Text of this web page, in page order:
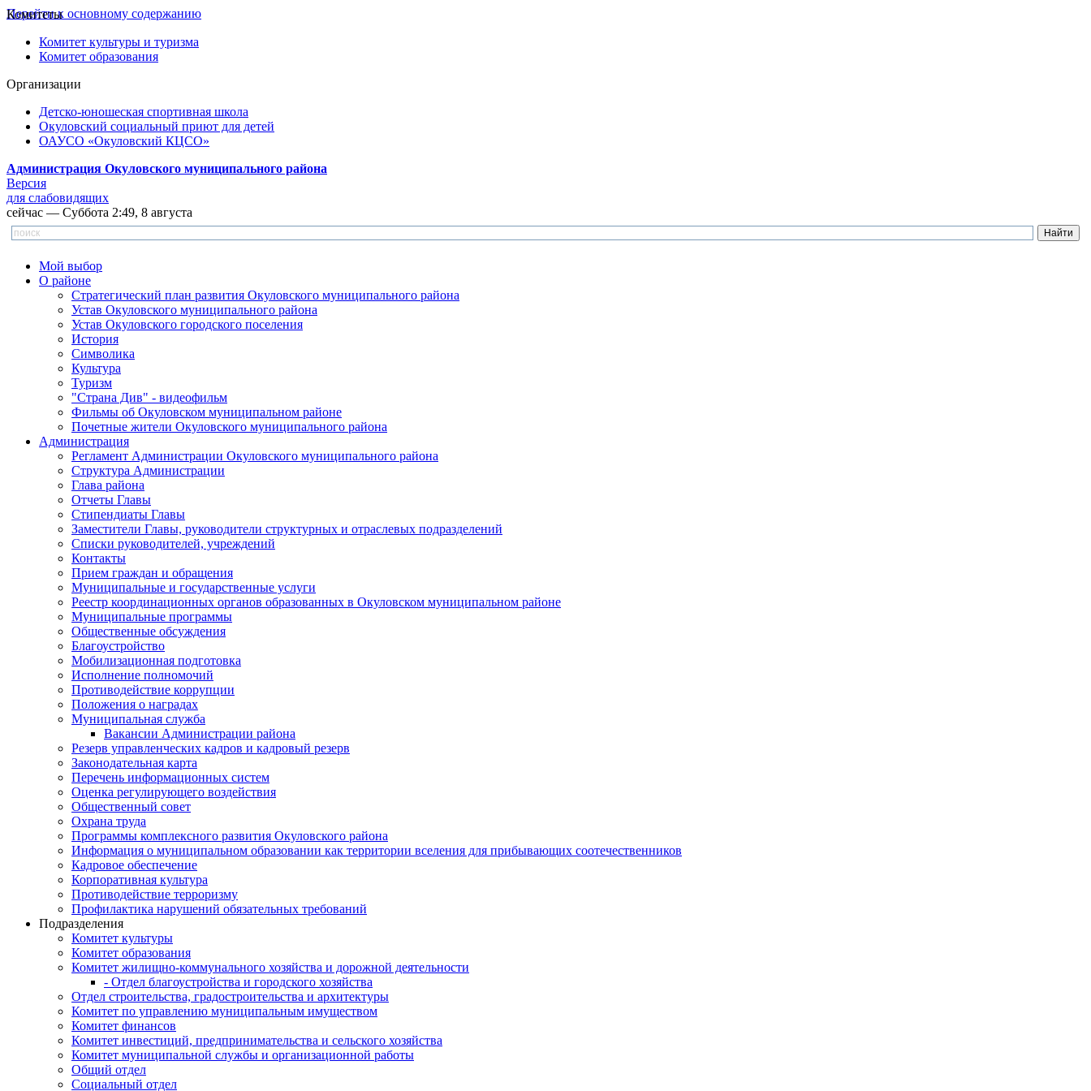
Перейти к основному содержанию
Комитеты
Комитет культуры и туризма
Комитет образования
Организации
Детско-юношеская спортивная школа
Окуловский социальный приют для детей
ОАУСО «Окуловский КЦСО»
Администрация Окуловского муниципального района
Версия
для слабовидящих
сейчас — Суббота 2:49, 8 августа
Мой выбор
О районе
Стратегический план развития Окуловского муниципального района
Устав Окуловского муниципального района
Устав Окуловского городского поселения
История
Символика
Культура
Туризм
"Страна Див" - видеофильм
Фильмы об Окуловском муниципальном районе
Почетные жители Окуловского муниципального района
Администрация
Регламент Администрации Окуловского муниципального района
Структура Администрации
Глава района
Отчеты Главы
Стипендиаты Главы
Заместители Главы, руководители структурных и отраслевых подразделений
Списки руководителей, учреждений
Контакты
Прием граждан и обращения
Муниципальные и государственные услуги
Реестр координационных органов образованных в Окуловском муниципальном районе
Муниципальные программы
Общественные обсуждения
Благоустройство
Мобилизационная подготовка
Исполнение полномочий
Противодействие коррупции
Положения о наградах
Муниципальная служба
Вакансии Администрации района
Резерв управленческих кадров и кадровый резерв
Законодательная карта
Перечень информационных систем
Оценка регулирующего воздействия
Общественный совет
Охрана труда
Программы комплексного развития Окуловского района
Информация о муниципальном образовании как территории вселения для прибывающих соотечественников
Кадровое обеспечение
Корпоративная культура
Противодействие терроризму
Профилактика нарушений обязательных требований
Подразделения
Комитет культуры
Комитет образования
Комитет жилищно-коммунального хозяйства и дорожной деятельности
- Отдел благоустройства и городского хозяйства
Отдел строительства, градостроительства и архитектуры
Комитет по управлению муниципальным имуществом
Комитет финансов
Комитет инвестиций, предпринимательства и сельского хозяйства
Комитет муниципальной службы и организационной работы
Общий отдел
Социальный отдел